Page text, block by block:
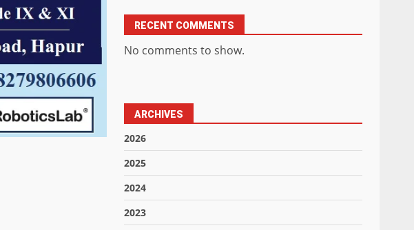
RECENT COMMENTS
No comments to show.
ARCHIVES
2026
2025
2024
2023